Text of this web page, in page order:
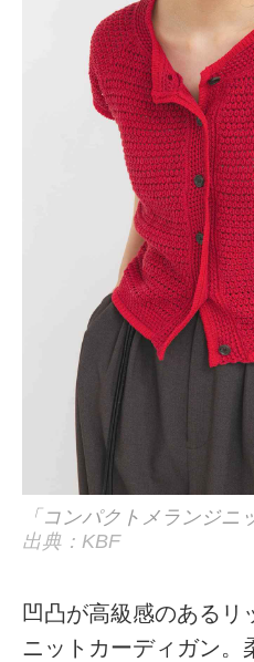
「コンパクトメランジニ
出典：KBF
凹凸が高級感のあるリ
ニットカーディガン。